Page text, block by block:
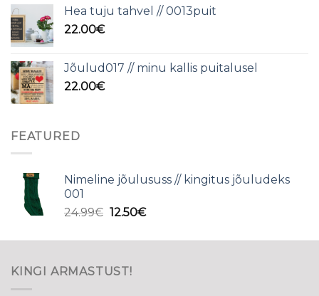
Hea tuju tahvel // 0013puit
22.00€
Jõulud017 // minu kallis puitalusel
22.00€
FEATURED
Nimeline jõulususs // kingitus jõuludeks
001
24.99€ Algne
oli:
12.50€Current
is:
KINGI ARMASTUST!